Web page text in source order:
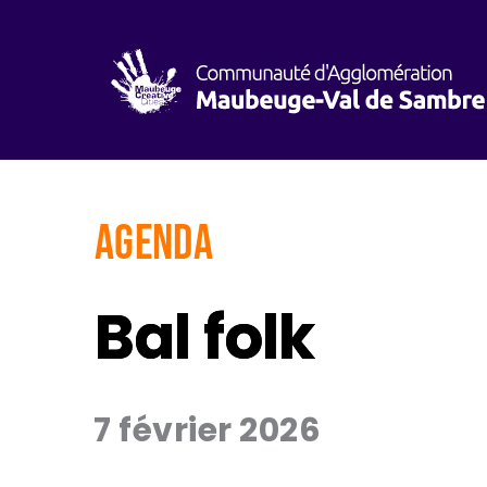
AGENDA
Bal folk
7 février 2026